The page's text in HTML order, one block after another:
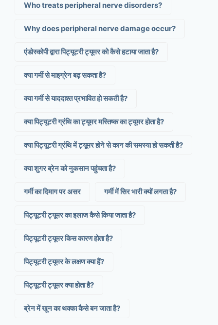
Who treats peripheral nerve disorders?
Why does peripheral nerve damage occur?
एंडोस्कोपी द्वारा पिट्यूटरी ट्यूमर को कैसे हटाया जाता है?
क्या गर्मी से माइग्रेन बढ़ सकता है?
क्या गर्मी से याददाश्त प्रभावित हो सकती है?
क्या पिट्यूटरी ग्रंथि का ट्यूमर मस्तिष्क का ट्यूमर होता है?
क्या पिट्यूटरी ग्रंथि में ट्यूमर होने से कान की समस्या हो सकती है?
क्या शुगर ब्रेन को नुकसान पहुंचता है?
गर्मी का दिमाग पर असर गर्मी में सिर भारी क्यों लगता है?
पिट्यूटरी ट्यूमर का इलाज कैसे किया जाता है?
पिट्यूटरी ट्यूमर किस कारण होता है?
पिट्यूटरी ट्यूमर के लक्षण क्या हैं?
पिट्यूटरी ट्यूमर क्या होता है?
ब्रेन में खून का थक्का कैसे बन जाता है?